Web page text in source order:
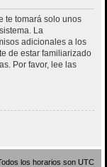
te tomará solo unos
La
adicionales a los
de estar familiarizado
Por favor, lee las
los horarios son UTC